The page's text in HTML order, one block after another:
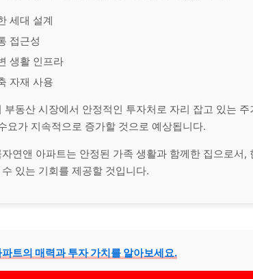
세대 설계
접근성
생활 인프라
자재 사용
부동산 시장에서 안정적인 투자처로 자리 잡고 있는
요가 지속적으로 증가할 것으로 예상됩니다.
연앤 아파트는 안정된 가족 생활과 함께한 집으로서,
있는 기회를 제공할 것입니다.
트의 매력과 투자 가치를 알아보세요.